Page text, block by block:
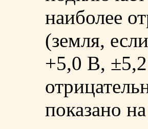
наиболее
(земля,
+5,0 В, ±5,2
показано